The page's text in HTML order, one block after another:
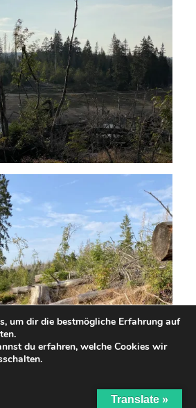
Translate »
um dir die bestmögliche Erfahrung auf
du erfahren, welche Cookies wir